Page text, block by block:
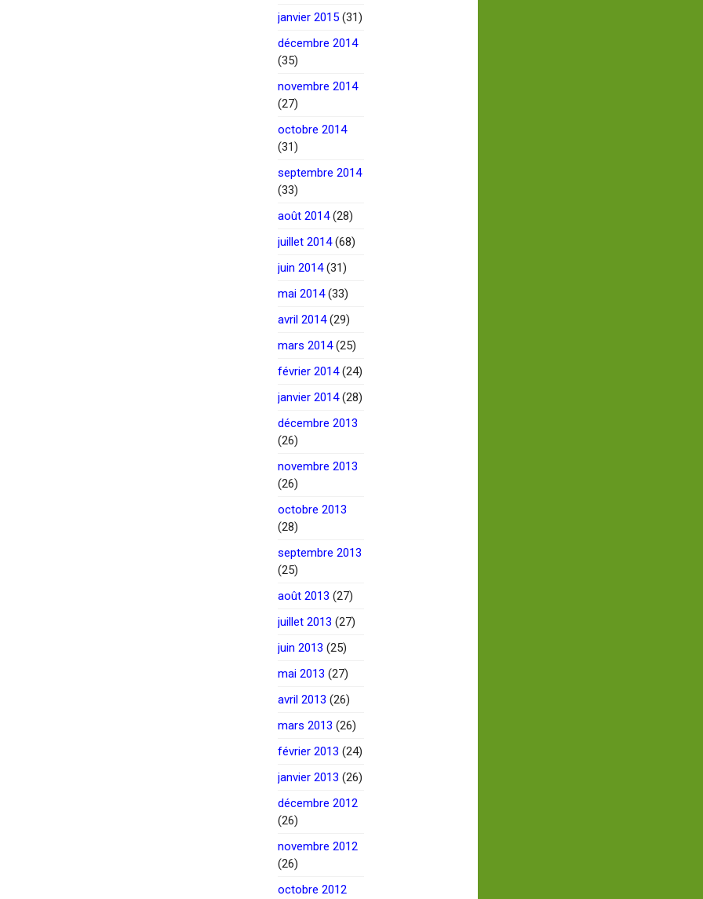
janvier 2015 (31)
décembre 2014
(35)
novembre 2014
(27)
octobre 2014
(31)
septembre 2014
(33)
août 2014(28)
juillet 2014(68)
juin 2014(31)
mai 2014(33)
avril 2014(29)
mars 2014(25)
février 2014(24)
janvier 2014(28)
décembre 2013
(26)
novembre 2013
(26)
octobre 2013
(28)
septembre 2013
(25)
août 2013 (27)
juillet 2013 (27)
juin 2013 (25)
mai 2013 (27)
avril 2013 (26)
mars 2013 (26)
février 2013 (24)
janvier 2013 (26)
décembre 2012
(26)
novembre 2012
(26)
octobre 2012